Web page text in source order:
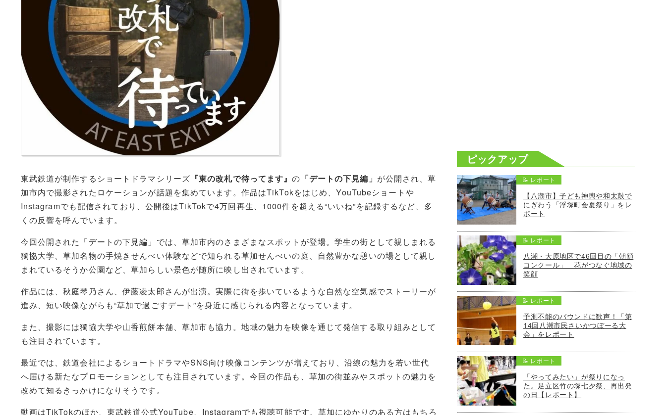
東武鉄道が制作するショートドラマシリーズ 『東の改札で待ってます』の 「デートの下見編」 が公開され、草
加市内で撮影されたロケーションが話題を集めています。作品はTikTokをはじめ、YouTubeショートや
Instagramでも配信されており、公開後はTikTokで4万回再生、1000件を超える“いいね”を記録するなど、多
くの反響を呼んでいます。
今回公開された「デートの下見編」では、草加市内のさまざまなスポットが登場。学生の街として親しまれる
獨協大学、草加名物の手焼きせんべい体験などで知られる草加せんべいの庭、自然豊かな憩いの場として親し
まれているそうか公園など、草加らしい景色が随所に映し出されています。
作品には、秋庭琴乃さん、伊藤凌太郎さんが出演。実際に街を歩いているような自然な空気感でストーリーが
進み、短い映像ながらも“草加で過ごすデート”を身近に感じられる内容となっています。
また、撮影には獨協大学や山香煎餅本舗、草加市も協力。地域の魅力を映像を通じて発信する取り組みとして
も注目されています。
最近では、鉄道会社によるショートドラマやSNS向け映像コンテンツが増えており、沿線の魅力を若い世代
へ届ける新たなプロモーションとしても注目されています。今回の作品も、草加の街並みやスポットの魅力を
改めて知るきっかけになりそうです。
動画はTikTokのほか、東武鉄道公式YouTube、Instagramでも視聴可能です。草加にゆかりのある方はもちろ
ピックアップ
📝 レポート
【八潮市】子ども神輿や和太鼓で
にぎわう「浮塚町会夏祭り」をレ
ポート
📝 レポート
八潮・大原地区で46回目の「朝顔
コンクール」 花がつなぐ地域の
笑顔
📝 レポート
予測不能のバウンドに歓声！「第
14回八潮市民さいかつぼーる大
会」をレポート
📝 レポート
「やってみたい」が祭りになっ
た。足立区竹の塚七夕祭、再出発
の日【レポート】